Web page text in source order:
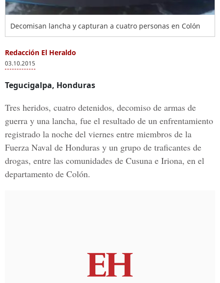
Decomisan lancha y capturan a cuatro personas en Colón
Redacción El Heraldo
03.10.2015
Tegucigalpa, Honduras
Tres heridos, cuatro detenidos, decomiso de armas de
guerra y una lancha, fue el resultado de un enfrentamiento
registrado la noche del viernes entre miembros de la
Fuerza Naval de Honduras y un grupo de traficantes de
drogas, entre las comunidades de Cusuna e Iriona, en el
departamento de Colón.